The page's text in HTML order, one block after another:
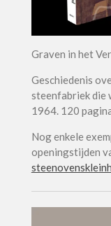
Graven in het
Geschiedenis
steenfabriek die
1964. 120
Nog enkele
openingstijden